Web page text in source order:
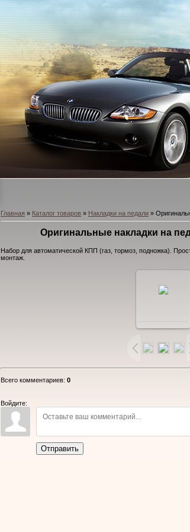
Главная » Каталог товаров » Накладки на педали »
Оригинальные накладки на
Набор для автоматической КПП (газ, тормоз, подножка).
монтаж.
размере
Всего комментариев: 0
Войдите:
Отправить